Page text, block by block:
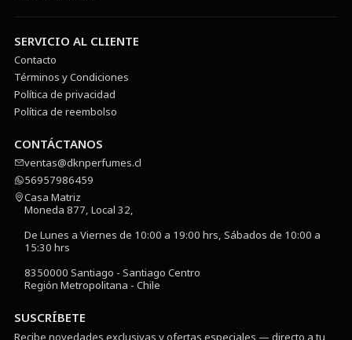
SERVICIO AL CLIENTE
Contacto
Términos y Condiciones
Política de privacidad
Política de reembolso
CONTÁCTANOS
ventas@dknperfumes.cl
56957986459
Casa Matriz
Moneda 877, Local 32,
De Lunes a Viernes de 10:00 a 19:00 hrs, Sábados de 10:00 a
15:30 hrs
8350000 Santiago - Santiago Centro
Región Metropolitana - Chile
SUSCRÍBETE
Recibe novedades exclusivas y ofertas especiales — directo a tu